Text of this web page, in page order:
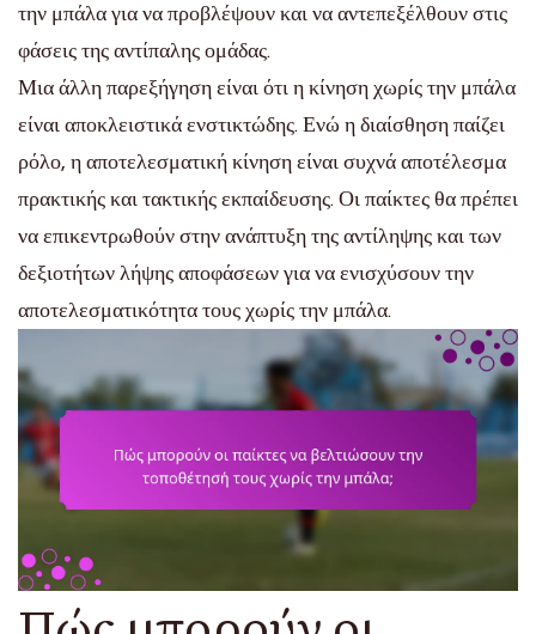
την μπάλα για να προβλέψουν και να αντεπεξέλθουν στις
φάσεις της αντίπαλης ομάδας.
Μια άλλη παρεξήγηση είναι ότι η κίνηση χωρίς την μπάλα
είναι αποκλειστικά ενστικτώδης. Ενώ η διαίσθηση παίζει
ρόλο, η αποτελεσματική κίνηση είναι συχνά αποτέλεσμα
πρακτικής και τακτικής εκπαίδευσης. Οι παίκτες θα πρέπει
να επικεντρωθούν στην ανάπτυξη της αντίληψης και των
δεξιοτήτων λήψης αποφάσεων για να ενισχύσουν την
αποτελεσματικότητα τους χωρίς την μπάλα.